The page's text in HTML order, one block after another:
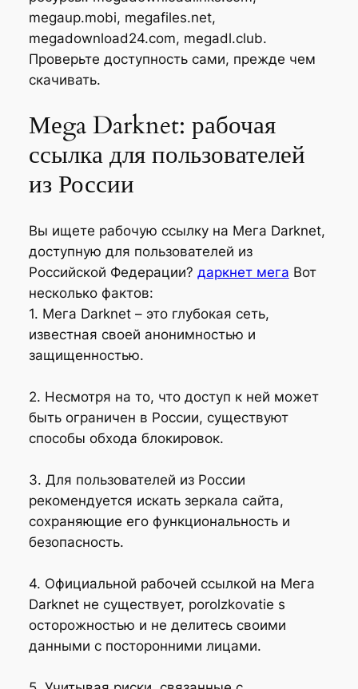
megaup.mobi, megafiles.net,
megadownload24.com, megadl.club.
Проверьте доступность сами, прежде чем
скачивать.
Меga Darknet: рабочая
ссылка для пользователей
из России
Вы ищете рабочую ссылку на Мега Darknet,
доступную для пользователей из
Российской Федерации? даркнет мега Вот
несколько фактов:
1. Мега Darknet – это глубокая сеть,
известная своей анонимностью и
защищенностью.
2. Несмотря на то, что доступ к ней может
быть ограничен в России, существуют
способы обхода блокировок.
3. Для пользователей из России
рекомендуется искать зеркала сайта,
сохраняющие его функциональность и
безопасность.
4. Официальной рабочей ссылкой на Мега
Darknet не существует, porolzkovatie s
осторожностью и не делитесь своими
данными с посторонними лицами.